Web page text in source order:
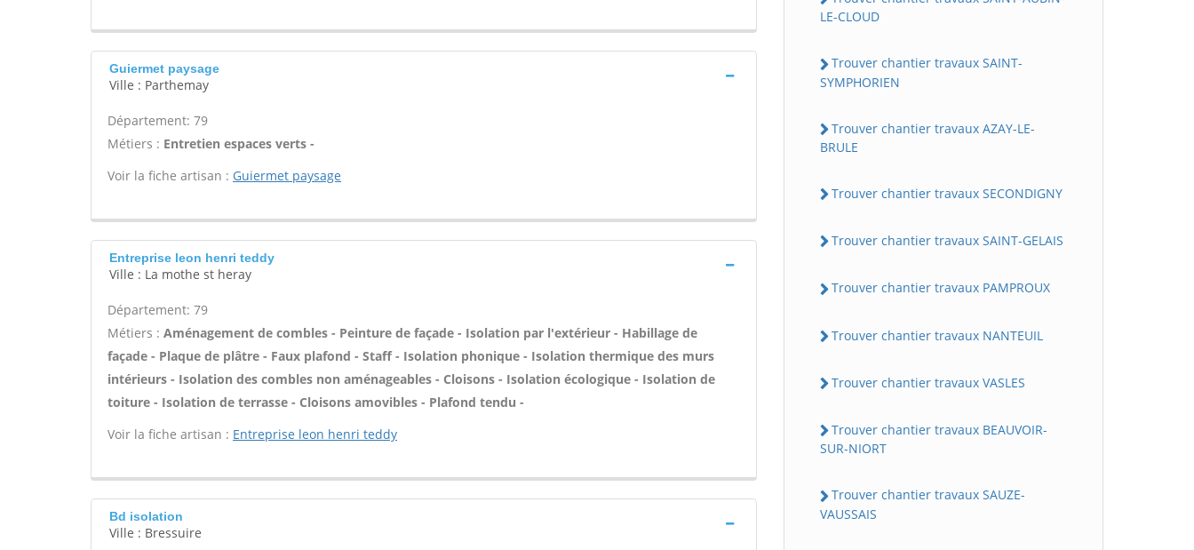
Guiermet paysage
Ville : Parthemay
Département: 79
Métiers : Entretien espaces verts -
Voir la fiche artisan : Guiermet paysage
Entreprise leon henri teddy
Ville : La mothe st heray
Département: 79
Métiers : Aménagement de combles - Peinture de façade - Isolation par l'extérieur - Habillage de
façade - Plaque de plâtre - Faux plafond - Staff - Isolation phonique - Isolation thermique des murs
intérieurs - Isolation des combles non aménageables - Cloisons - Isolation écologique - Isolation de
toiture - Isolation de terrasse - Cloisons amovibles - Plafond tendu -
Voir la fiche artisan : Entreprise leon henri teddy
Bd isolation
Ville : Bressuire
LE-CLOUD
Trouver chantier travaux SAINT-
SYMPHORIEN
Trouver chantier travaux AZAY-LE-
BRULE
Trouver chantier travaux SECONDIGNY
Trouver chantier travaux SAINT-GELAIS
Trouver chantier travaux PAMPROUX
Trouver chantier travaux NANTEUIL
Trouver chantier travaux VASLES
Trouver chantier travaux BEAUVOIR-
SUR-NIORT
Trouver chantier travaux SAUZE-
VAUSSAIS